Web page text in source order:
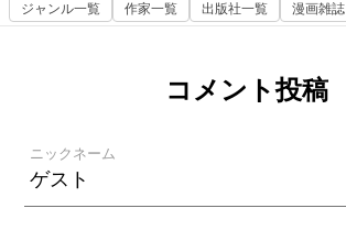
ジャンル一覧 作家一覧 出版社一覧 漫画雑誌
コメント投稿
ニックネーム